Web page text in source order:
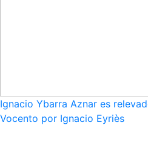
Ignacio Ybarra Aznar es
Vocento por Ignacio Eyriès